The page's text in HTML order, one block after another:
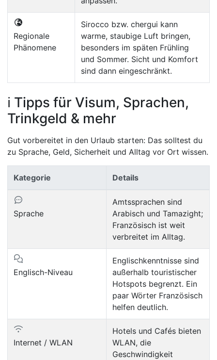
Regionale
Phänomene
Sirocco bzw. chergui kann
warme, staubige Luft bringen,
besonders im späten Frühling
und Sommer. Sicht und Komfort
sind dann eingeschränkt.
ℹ️ Tipps für Visum, Sprachen,
Trinkgeld & mehr
Gut vorbereitet in den Urlaub starten: Das solltest du
zu Sprache, Geld, Sicherheit und Alltag vor Ort wissen.
Kategorie Details
Sprache
Amtssprachen sind
Arabisch und Tamazight;
Französisch ist weit
verbreitet im Alltag.
Englisch-Niveau
Englischkenntnisse sind
außerhalb touristischer
Hotspots begrenzt. Ein
paar Wörter Französisch
helfen deutlich.
Internet / WLAN
Hotels und Cafés bieten
WLAN, die
Geschwindigkeit